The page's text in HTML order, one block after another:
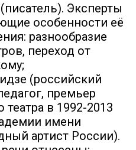
Эксперты
особенности её
разнообразие
переход от
(российский
премьер
в 1992-2013
имени
артист России).